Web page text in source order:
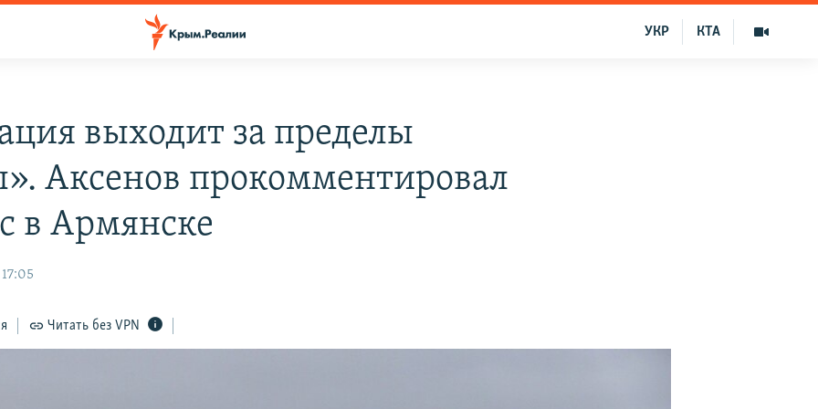
КТА
УКР
выходит за пределы
Аксенов прокомментировал
в Армянске
Читать без VPN